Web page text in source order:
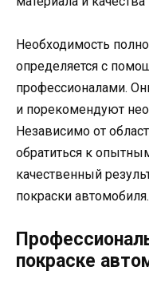
Необходимость
определяется с
профессионалами.
и порекомендуют
Независимо от
обратиться к
качественный
покраски автомобиля.
покраске